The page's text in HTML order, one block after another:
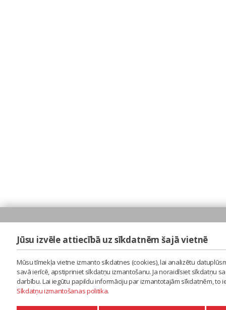
Jūsu izvēle attiecībā uz sīkdatnēm šajā vietnē
Mūsu tīmekļa vietne izmanto sīkdatnes (cookies), lai analizētu
savā ierīcē, apstipriniet sīkdatņu izmantošanu. Ja noraidīsiet sīkdatņu
darbību. Lai iegūtu papildu informāciju par izmantotajām sīkdatnēm,
Sīkdatņu izmantošanas politika.